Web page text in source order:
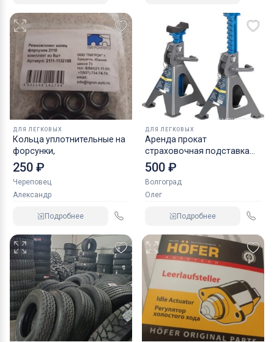
ДЛЯ ЛЕГКОВЫХ
Кольца уплотнительные на
форсунки,
250 ₽
Череповец
Александр
Подробнее
ДЛЯ ЛЕГКОВЫХ
Аренда прокат
страховочная подставка
NORDBERG 2 т
500 ₽
Волгоград
Олег
Подробнее